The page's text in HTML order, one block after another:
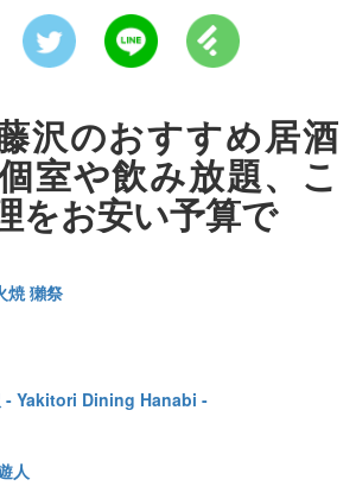
沢のおすすめ居酒
室や飲み放題、こ
をお安い予算で
焼 獺祭
- Yakitori Dining Hanabi -
人